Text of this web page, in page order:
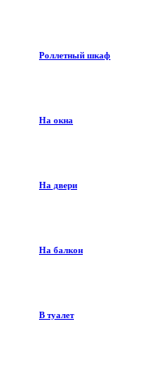
Роллетный шкаф
На окна
На двери
На балкон
В туалет